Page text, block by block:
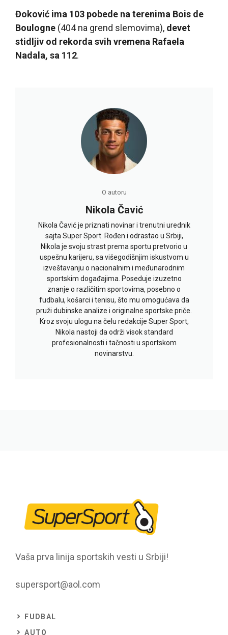
Đoković ima 103 pobede na terenima Bois de
Boulogne (404 na grend slemovima), devet
stidljiv od rekorda svih vremena Rafaela
Nadala, sa 112.
O autoru
Nikola Čavić
Nikola Čavić je priznati novinar i trenutni urednik
sajta Super Sport. Rođen i odrastao u Srbiji,
Nikola je svoju strast prema sportu pretvorio u
uspešnu karijeru, sa višegodišnjim iskustvom u
izveštavanju o nacionalnim i međunarodnim
sportskim događajima. Poseduje izuzetno
znanje o različitim sportovima, posebno o
fudbalu, košarci i tenisu, što mu omogućava da
pruži dubinske analize i originalne sportske priče.
Kroz svoju ulogu na čelu redakcije Super Sport,
Nikola nastoji da održi visok standard
profesionalnosti i tačnosti u sportskom
novinarstvu.
Vaša prva linija sportskih vesti u Srbiji!
supersport@aol.com
FUDBAL
AUTO